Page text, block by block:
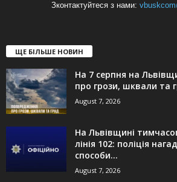
Зконтактуйтеся з нами:
ЩЕ БІЛЬШЕ НОВИН
На 7 серпня на
про грози, шквали та
August 7, 2026
На Львівщині
лінія 102: поліція
способи...
August 7, 2026